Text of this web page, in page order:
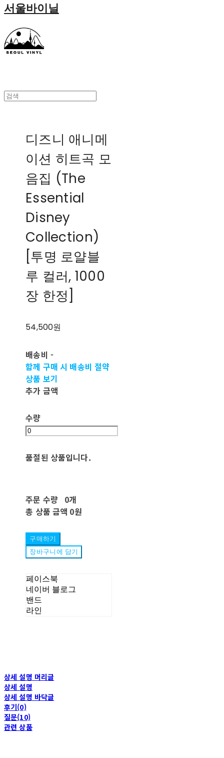
서울바이닐
디즈니 애니메
이션 히트곡 모
음집 (The
Essential
Disney
Collection)
[투명 로얄블
루 컬러, 1000
장 한정]
54,500원
배송비 -
함께 구매 시 배송비 절약
상품 보기
추가 금액
수량
품절된 상품입니다.
주문 수량 0개
총 상품 금액 0원
구매하기
장바구니에 담기
페이스북
네이버 블로그
밴드
라인
상세 설명 머리글
상세 설명
상세 설명 바닥글
후기(0)
질문(10)
관련 상품